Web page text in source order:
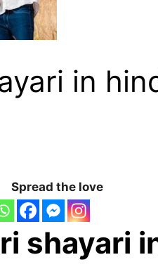
in
Spread the love
shayari